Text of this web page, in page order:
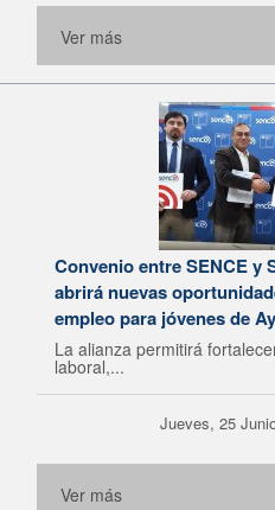
Ver más
Convenio entre SENCE y
abrirá nuevas
empleo para jóvenes de
La alianza permitirá
laboral,...
Jueves, 25
Ver más